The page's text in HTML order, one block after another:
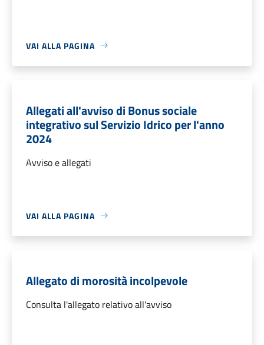
VAI ALLA PAGINA
Allegati all'avviso di Bonus sociale
integrativo sul Servizio Idrico per l'anno
2024
Avviso e allegati
VAI ALLA PAGINA
Allegato di morosità incolpevole
Consulta l'allegato relativo all'avviso